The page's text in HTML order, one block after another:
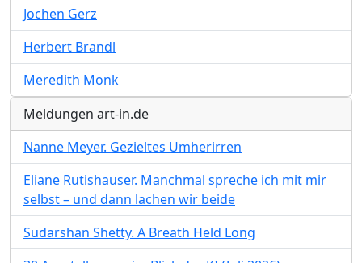
Jochen Gerz
Herbert Brandl
Meredith Monk
Meldungen art-in.de
Nanne Meyer. Gezieltes Umherirren
Eliane Rutishauser. Manchmal spreche ich mit mir
selbst – und dann lachen wir beide
Sudarshan Shetty. A Breath Held Long